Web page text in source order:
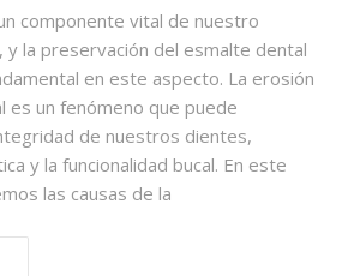
componente vital de nuestro
y la preservación del esmalte dental
en este aspecto. La erosión
es un fenómeno que puede
de nuestros dientes,
y la funcionalidad bucal. En este
las causas de la